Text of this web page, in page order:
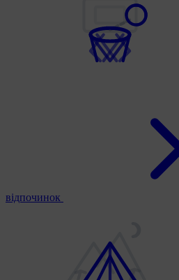
відпочинок